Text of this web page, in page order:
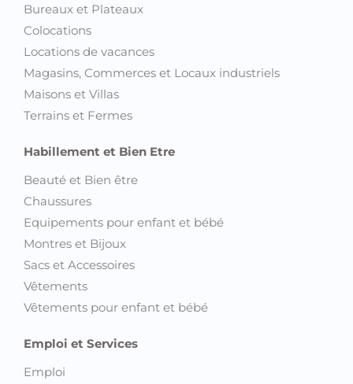
Bureaux et Plateaux
Colocations
Locations de vacances
Magasins, Commerces et Locaux industriels
Maisons et Villas
Terrains et Fermes
Habillement et Bien Etre
Beauté et Bien être
Chaussures
Equipements pour enfant et bébé
Montres et Bijoux
Sacs et Accessoires
Vêtements
Vêtements pour enfant et bébé
Emploi et Services
Emploi